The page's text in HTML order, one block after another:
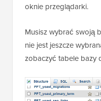
oknie przeglądarki.
Musisz wybrać swoją
nie jest jeszcze
zobaczyć tabele bazy